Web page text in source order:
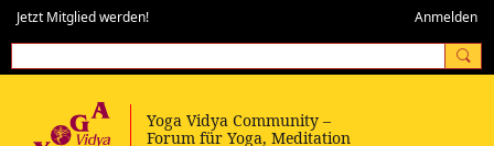
Jetzt Mitglied werden! Anmelden